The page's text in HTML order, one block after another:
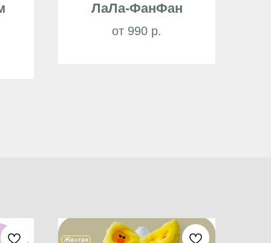
ЛаЛа-ФанФан
от 990 р.